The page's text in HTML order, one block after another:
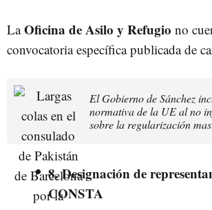
LaOficina de Asilo y Refugio no
convocatoria específica publicada de
El Gobierno de Sánchez
normativa de la UE al no
sobre la regularización
8. Designación de
CONSTA